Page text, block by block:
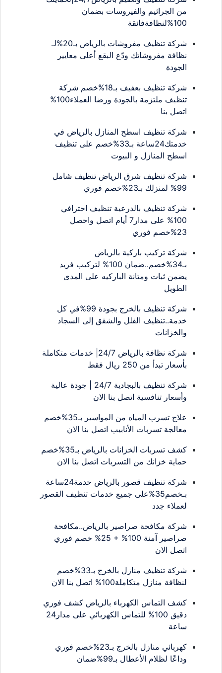
من الجراثيم والفيروسات بضمان
100%لنظافةفائقة
شركة تنظيف مفروشات بالرياض بـ20%لـ
نظافة مفروشاتك ودّع البقع أعلى معايير
الجودة
شركة تنظيف بعفيف بـ18%خصم شركة
تنظيف ملتزمة بالجودة ورضا العملاء100%
اتصل بنا
شركة تنظيف اسطح المنازل بالرياض في
خدمتك24ساعة بـ33%خصم على تنظيف
اسطح المنازل و البيوت
شركة تنظيف شرق الرياض تنظيف شامل
99% لمنزلك بـ23%خصم فوري
شركة تنظيف بالدرعية تنظيف احترافي
100% على مدار7 أيام اتصل واحصل
23%خصم فوري
شركة تركيب باركية بالرياض
بـ34%خصم..ضمان 100% لتركيب فريد
يضمن ثبات ومتانة الباركيه على المدى
الطويل
شركة تنظيف بالخرج بجودة 99%في كل
خدمة..تنظيف الفلل والشقق إلى السجاد
والخزانات
شركة نظافة بالرياض 24/7| خدمات متكاملة
بأسعار تبدأ من 250 ريال فقط
شركة تنظيف بالبجادية 24/7 | جودة عالية
وأسعار تنافسية اتصل بنا الان
علاج تسرب المياه من المواسير بـ35%خصم
معالجة تسربات الأنابيب اتصل بنا الان
كشف تسربات الخزانات بالرياض بـ35%خصم
حماية خزانك من التسربات اتصل بنا الان
شركة تنظيف قصور بالرياض خدمة24ساعة
بـخصم35%على جميع خدمات تنظيف القصور
لعملاء جدد
شركة مكافحة صراصير بالرياض..مكافحة
صراصير آمنة 100% + 25% خصم فوري
اتصل الان
شركة تنظيف منازل بالخرج بـ33%خصم
لنظافة منازل متكاملة100% اتصل بنا الان
كشف التماس الكهرباء بالرياض كشف فوري
دقيق 100% للتماس الكهربائي على مدار24
ساعة
كهربائي منازل بالخرج بـ23%خصم فوري
وداعًا لظلام الأعطال بـ99%ضمان